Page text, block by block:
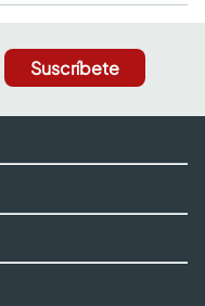
Suscríbete